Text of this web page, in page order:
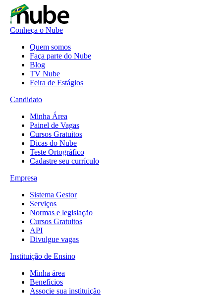
Conheça o Nube
Quem somos
Faça parte do Nube
Blog
TV Nube
Feira de Estágios
Candidato
Minha Área
Painel de Vagas
Cursos Gratuitos
Dicas do Nube
Teste Ortográfico
Cadastre seu currículo
Empresa
Sistema Gestor
Serviços
Normas e legislação
Cursos Gratuitos
API
Divulgue vagas
Instituição de Ensino
Minha área
Benefícios
Associe sua instituição